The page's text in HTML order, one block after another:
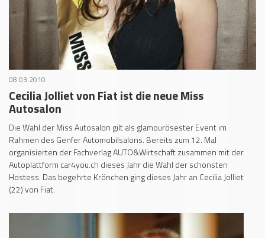
08.03.2010
Cecilia Jolliet von Fiat ist die neue Miss
Autosalon
Die Wahl der Miss Autosalon gilt als glamourösester Event im
Rahmen des Genfer Automobilsalons. Bereits zum 12. Mal
organisierten der Fachverlag AUTO&Wirtschaft zusammen mit der
Autoplattform car4you.ch dieses Jahr die Wahl der schönsten
Hostess. Das begehrte Krönchen ging dieses Jahr an Cecilia Jolliet
(22) von Fiat.